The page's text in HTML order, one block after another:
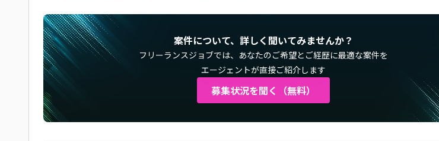
案件について、詳しく聞いてみませんか？
フリーランスジョブでは、 あなたのご希望とご経歴に最適な案件を
エージェントが直接ご紹介します
募集状況を聞く（無料）